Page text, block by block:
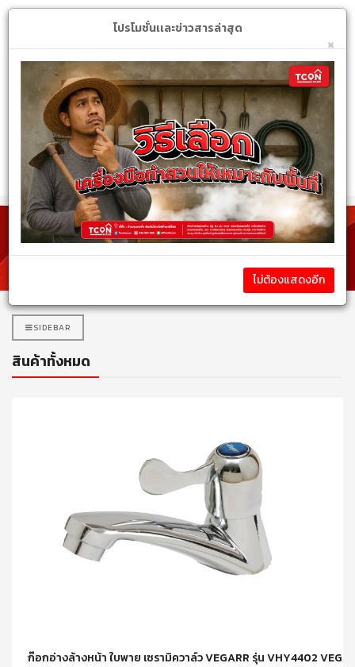
หมวดหมู่สินค้า
สินค้าทั้งหมด
SIDEBAR
สินค้าทั้งหมด
ก๊อกอ่างล้างหน้า ใบพาย เซรามิควาล์ว VEGARR รุ่น VHY4402
โปรโมชั่นเเละข่าวสารล่าสุด
×
ไม่ต้องแสดงอีก